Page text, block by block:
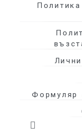
Формуляр